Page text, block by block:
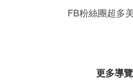
FB粉絲團超多
更多導覽